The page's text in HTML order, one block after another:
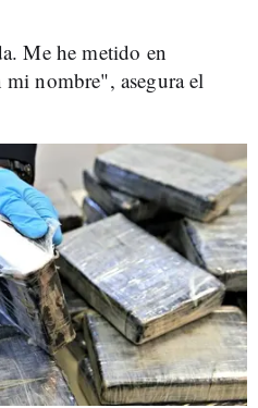
Me he metido en
nombre", asegura el